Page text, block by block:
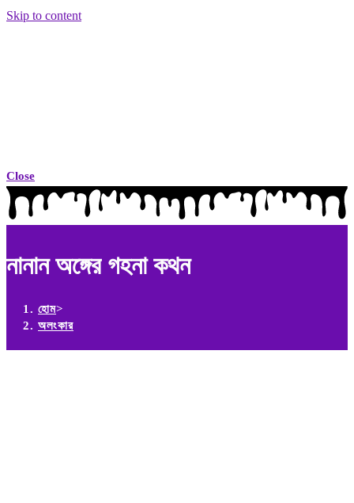
Skip to content
Close
নানান অঙ্গের গহনা কথন
হোম>
অলংকার